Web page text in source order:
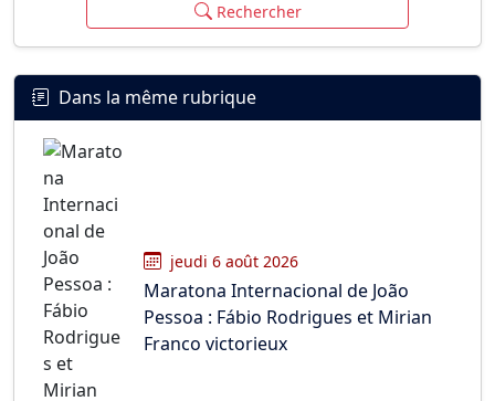
Rechercher
Dans la même rubrique
jeudi 6 août 2026
Maratona Internacional de João
Pessoa : Fábio Rodrigues et Mirian
Franco victorieux